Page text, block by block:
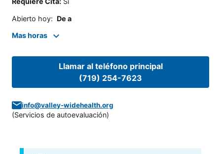
Abierto hoy: De a
Mas horas
Llamar al teléfono principal
(719) 254-7623
info@valley-widehealth.org
(Servicios de autoevaluación)